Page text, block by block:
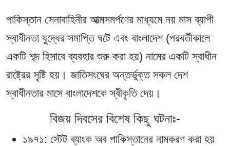
পাকিস্তান সেনাবাহিনীর আত্মসমর্পণের মাধ্যমে নয় মাস ব্যাপী
স্বাধীনতা যুদ্ধের সমাপ্তি ঘটে এবং বাংলাদেশ (পরবর্তীকালে
একটি শব্দ হিসাবে ব্যবহার শুরু করা হয়) নামের একটি স্বাধীন
রাষ্ট্রের সৃষ্টি হয়। জাতিসংঘের অন্তর্ভুক্ত সকল দেশ
স্বাধীনতার মাসে বাংলাদেশকে স্বীকৃতি দেয়।
বিজয় দিবসের বিশেষ কিছু ঘটনাঃ-
১৯৭১: স্টেট ব্যাংক অব পাকিস্তানের নামকরণ করা হয়